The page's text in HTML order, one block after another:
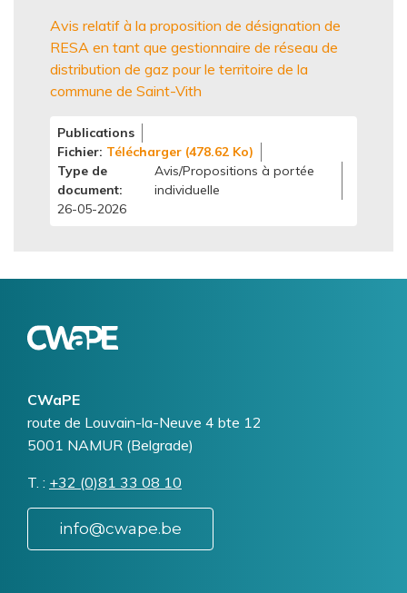
Avis relatif à la proposition de désignation de
RESA en tant que gestionnaire de réseau de
distribution de gaz pour le territoire de la
commune de Saint-Vith
Publications
Fichier Télécharger (478.62 Ko)
Type de
document
Avis/Propositions à portée
individuelle
26-05-2026
CWaPE
Addresse
route de Louvain-la-Neuve 4 bte 12
5001 NAMUR (Belgrade)
T. Téléphone
+32 (0)81 33 08 10
info@cwape.be